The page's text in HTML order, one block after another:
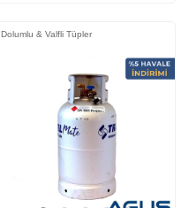
Dolumlu & Valfli Tüpler